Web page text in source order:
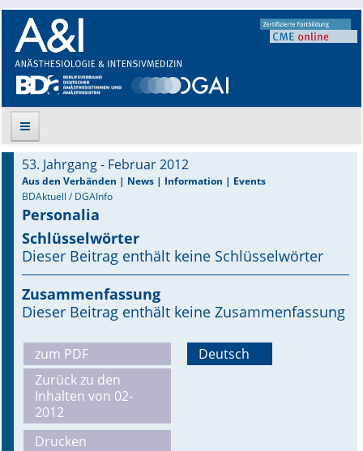
Suche
Aktuelle Ausgabe
Leitlinien
Archiv
Supplements
Supplements OrphanAnesthesia
Online First
A&I English
53. Jahrgang - Februar 2012
Aus den Verbänden | News | Information | Events
BDAktuell / DGAInfo
Personalia
Schlüsselwörter
Dieser Beitrag enthält keine Schlüsselwörter
Zusammenfassung
Dieser Beitrag enthält keine Zusammenfassung
zum PDF
Zurück zu den
Inhalten von 02-
2012
Drucken
Deutsch